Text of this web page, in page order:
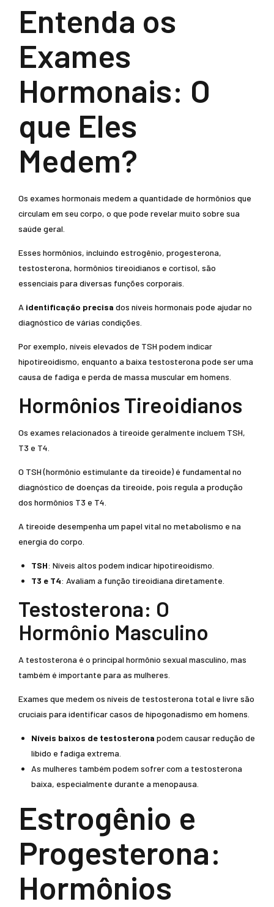
Entenda os
Exames
Hormonais: O
que Eles
Medem?
Os exames hormonais medem a quantidade de hormônios que
circulam em seu corpo, o que pode revelar muito sobre sua
saúde geral.
Esses hormônios, incluindo estrogênio, progesterona,
testosterona, hormônios tireoidianos e cortisol, são
essenciais para diversas funções corporais.
A identificação precisa dos níveis hormonais pode ajudar no
diagnóstico de várias condições.
Por exemplo, níveis elevados de TSH podem indicar
hipotireoidismo, enquanto a baixa testosterona pode ser uma
causa de fadiga e perda de massa muscular em homens.
Hormônios Tireoidianos
Os exames relacionados à tireoide geralmente incluem TSH,
T3 e T4.
O TSH (hormônio estimulante da tireoide) é fundamental no
diagnóstico de doenças da tireoide, pois regula a produção
dos hormônios T3 e T4.
A tireoide desempenha um papel vital no metabolismo e na
energia do corpo.
TSH: Níveis altos podem indicar hipotireoidismo.
T3 e T4: Avaliam a função tireoidiana diretamente.
Testosterona: O
Hormônio Masculino
A testosterona é o principal hormônio sexual masculino, mas
também é importante para as mulheres.
Exames que medem os níveis de testosterona total e livre são
cruciais para identificar casos de hipogonadismo em homens.
Níveis baixos de testosterona podem causar redução de
libido e fadiga extrema.
As mulheres também podem sofrer com a testosterona
baixa, especialmente durante a menopausa.
Estrogênio e
Progesterona:
Hormônios